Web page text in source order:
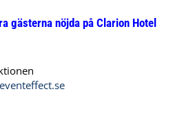
gästerna nöjda på Clarion Hotel